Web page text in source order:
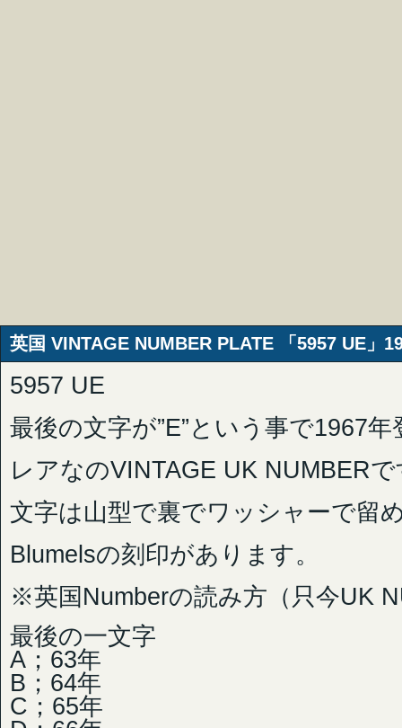
英国 VINTAGE NUMBER PLATE 「5957 UE」
5957 UE
最後の文字が”E”という事で1967
レアなのVINTAGE UK NUMBERで
文字は山型で裏でワッシャーで留
Blumelsの刻印があります。
※英国Numberの読み方（只今UK
最後の一文字
A；63年
B；64年
C；65年